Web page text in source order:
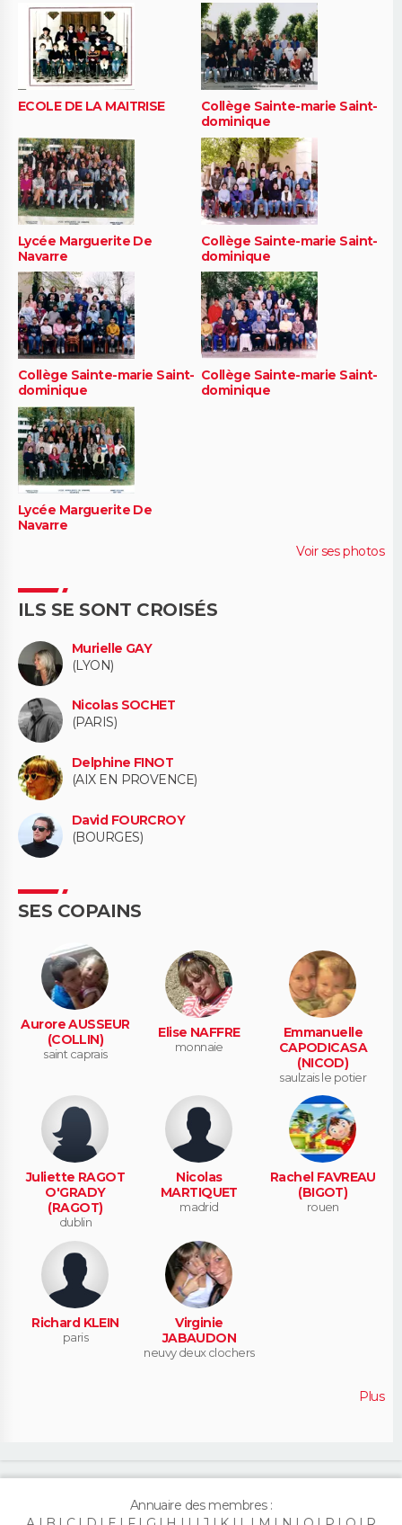
ECOLE DE LA MAITRISE
Collège Sainte-marie Saint-
dominique
Lycée Marguerite De
Navarre
Collège Sainte-marie Saint-
dominique
Collège Sainte-marie Saint-
dominique
Collège Sainte-marie Saint-
dominique
Lycée Marguerite De
Navarre
Voir ses photos
ILS SE SONT CROISÉS
Murielle GAY
(LYON)
Nicolas SOCHET
(PARIS)
Delphine FINOT
(AIX EN PROVENCE)
David FOURCROY
(BOURGES)
SES COPAINS
Aurore AUSSEUR
(COLLIN)
saint caprais
Elise NAFFRE
monnaie
Emmanuelle
CAPODICASA
(NICOD)
saulzais le potier
Juliette RAGOT
O'GRADY
(RAGOT)
dublin
Nicolas
MARTIQUET
madrid
Rachel FAVREAU
(BIGOT)
rouen
Richard KLEIN
paris
Virginie
JABAUDON
neuvy deux clochers
Plus
Annuaire des membres :